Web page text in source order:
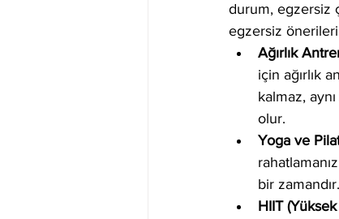
durum, egzersiz
egzersiz
Ağırlık
için ağırlık
kalmaz,
olur.
Yoga ve
bir zamandır.
HIIT